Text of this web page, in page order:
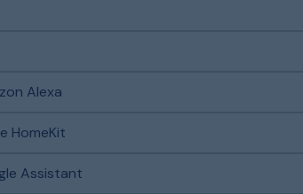
Alexa
HomeKit
Assistant